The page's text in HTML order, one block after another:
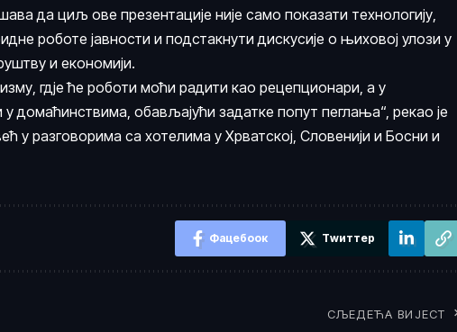
да циљ ове презентације није само показати технологију,
роботе јавности и подстакнути дискусије о њиховој улози у
и економији.
гдје ће роботи моћи радити као рецепционари, а у
домаћинствима, обављајући задатке попут пеглања“, рекао је
у разговорима са хотелима у Хрватској, Словенији и Босни и
Фацебоок Тwиттер
СЉЕДЕЋА ВИЈЕСТ